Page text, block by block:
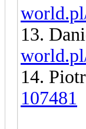
13.
14.
107481